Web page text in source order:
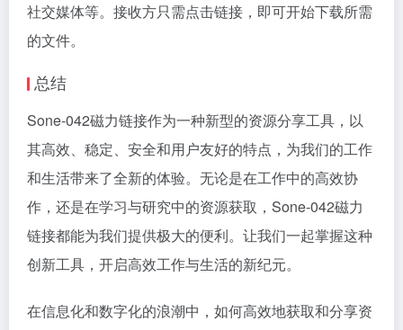
社交媒体等。接收方只需点击链接，即可开始下载所需
的文件。
总结
Sone-042磁力链接作为一种新型的资源分享工具，以
其高效、稳定、安全和用户友好的特点，为我们的工作
和生活带来了全新的体验。无论是在工作中的高效协
作，还是在学习与研究中的资源获取，Sone-042磁力
链接都能为我们提供极大的便利。让我们一起掌握这种
创新工具，开启高效工作与生活的新纪元。
在信息化和数字化的浪潮中，如何高效地获取和分享资